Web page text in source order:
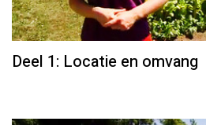
Deel 1: Locatie en omvang